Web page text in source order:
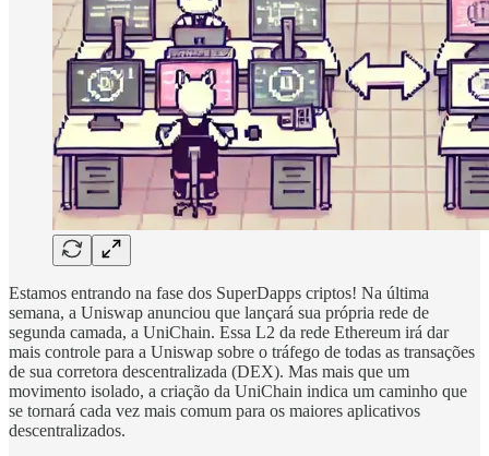
Estamos entrando na fase dos SuperDapps criptos! Na última
semana, a Uniswap anunciou que lançará sua própria rede de
segunda camada, a UniChain. Essa L2 da rede Ethereum irá dar
mais controle para a Uniswap sobre o tráfego de todas as transações
de sua corretora descentralizada (DEX). Mas mais que um
movimento isolado, a criação da UniChain indica um caminho que
se tornará cada vez mais comum para os maiores aplicativos
descentralizados.